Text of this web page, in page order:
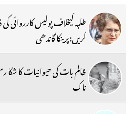
طلبہ کیخلاف پولیس کارروائی
کریں:پرینکا گاندھی
ظالم بات کی حیوانیات کا
ناک